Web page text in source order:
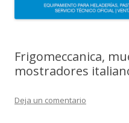
Frigomeccanica,
mostradores
Deja un comentario